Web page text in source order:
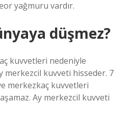
yağmuru vardır.
düşmez?
kuvvetleri nedeniyle
merkezcil kuvveti hisseder. 7
merkezkaç kuvvetleri
Ay merkezcil kuvveti